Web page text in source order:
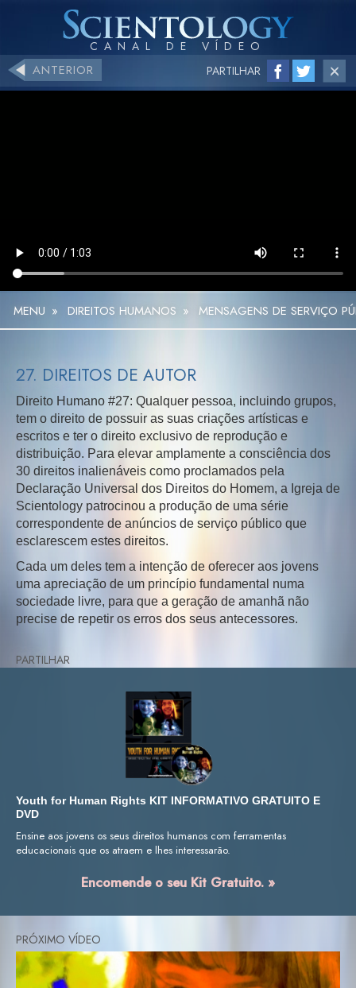
ANTERIOR PARTILHAR
MENU » DIREITOS HUMANOS » MENSAGENS DE SERVIÇO
27. DIREITOS DE AUTOR
Direito Humano #27: Qualquer pessoa, incluindo grupos,
tem o direito de possuir as suas criações artísticas e
escritos e ter o direito exclusivo de reprodução e
distribuição. Para elevar amplamente a consciência dos
30 direitos inalienáveis como proclamados pela
Declaração Universal dos Direitos do Homem, a Igreja de
Scientology patrocinou a produção de uma série
correspondente de anúncios de serviço público que
esclarescem estes direitos.
Cada um deles tem a intenção de oferecer aos jovens
uma apreciação de um princípio fundamental numa
sociedade livre, para que a geração de amanhã não
precise de repetir os erros dos seus antecessores.
PARTILHAR
Youth for Human Rights KIT INFORMATIVO GRATUITO E
DVD
Ensine aos jovens os seus direitos humanos com ferramentas
educacionais que os atraem e lhes interessarão.
Encomende o seu Kit Gratuito. »